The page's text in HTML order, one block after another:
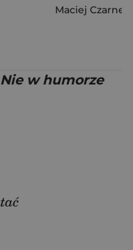
Maciej
Nie w humorze